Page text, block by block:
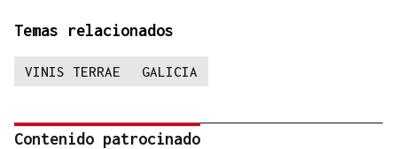
Temas relacionados
VINIS TERRAE GALICIA
Contenido patrocinado